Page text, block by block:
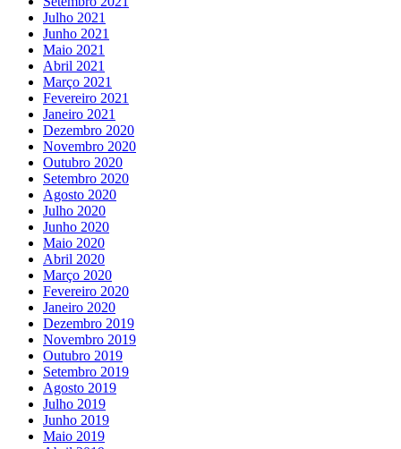
Julho 2021
Junho 2021
Maio 2021
Abril 2021
Março 2021
Fevereiro 2021
Janeiro 2021
Dezembro 2020
Novembro 2020
Outubro 2020
Setembro 2020
Agosto 2020
Julho 2020
Junho 2020
Maio 2020
Abril 2020
Março 2020
Fevereiro 2020
Janeiro 2020
Dezembro 2019
Novembro 2019
Outubro 2019
Setembro 2019
Agosto 2019
Julho 2019
Junho 2019
Maio 2019